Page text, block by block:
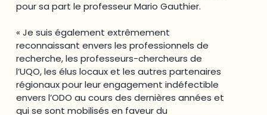
pour sa part le professeur Mario Gauthier.
« Je suis également extrêmement
reconnaissant envers les professionnels de
recherche, les professeurs-chercheurs de
l’UQO, les élus locaux et les autres partenaires
régionaux pour leur engagement indéfectible
envers l’ODO au cours des dernières années et
qui se sont mobilisés en faveur du